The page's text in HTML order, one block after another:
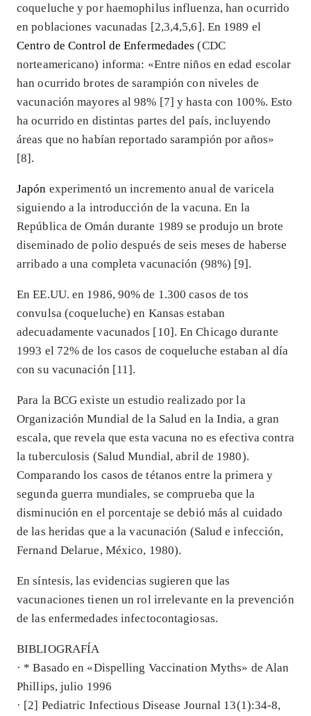
coqueluche y por haemophilus influenza, han ocurrido
en poblaciones vacunadas [2,3,4,5,6]. En 1989 el
Centro de Control de Enfermedades (CDC
norteamericano) informa: «Entre niños en edad escolar
han ocurrido brotes de sarampión con niveles de
vacunación mayores al 98% [7] y hasta con 100%. Esto
ha ocurrido en distintas partes del país, incluyendo
áreas que no habían reportado sarampión por años»
[8].
Japón experimentó un incremento anual de varicela
siguiendo a la introducción de la vacuna. En la
República de Omán durante 1989 se produjo un brote
diseminado de polio después de seis meses de haberse
arribado a una completa vacunación (98%) [9].
En EE.UU. en 1986, 90% de 1.300 casos de tos
convulsa (coqueluche) en Kansas estaban
adecuadamente vacunados [10]. En Chicago durante
1993 el 72% de los casos de coqueluche estaban al día
con su vacunación [11].
Para la BCG existe un estudio realizado por la
Organización Mundial de la Salud en la India, a gran
escala, que revela que esta vacuna no es efectiva contra
la tuberculosis (Salud Mundial, abril de 1980).
Comparando los casos de tétanos entre la primera y
segunda guerra mundiales, se comprueba que la
disminución en el porcentaje se debió más al cuidado
de las heridas que a la vacunación (Salud e infección,
Fernand Delarue, México, 1980).
En síntesis, las evidencias sugieren que las
vacunaciones tienen un rol irrelevante en la prevención
de las enfermedades infectocontagiosas.
BIBLIOGRAFÍA
· * Basado en «Dispelling Vaccination Myths» de Alan
Phillips, julio 1996
· [2] Pediatric Infectious Disease Journal 13(1):34-8,